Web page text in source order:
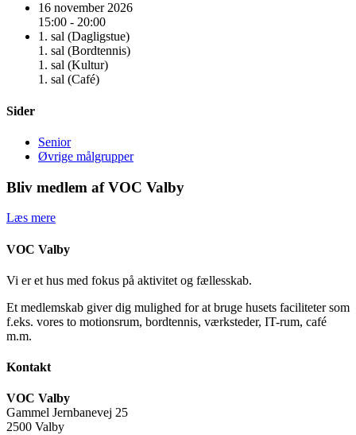
16 november 2026
15:00 - 20:00
1. sal (Dagligstue)
1. sal (Bordtennis)
1. sal (Kultur)
1. sal (Café)
Sider
Senior
Øvrige målgrupper
Bliv medlem af VOC Valby
Læs mere
VOC Valby
Vi er et hus med fokus på aktivitet og fællesskab.
Et medlemskab giver dig mulighed for at bruge husets faciliteter som
f.eks. vores to motionsrum, bordtennis, værksteder, IT-rum, café
m.m.
Kontakt
VOC Valby
Gammel Jernbanevej 25
2500 Valby